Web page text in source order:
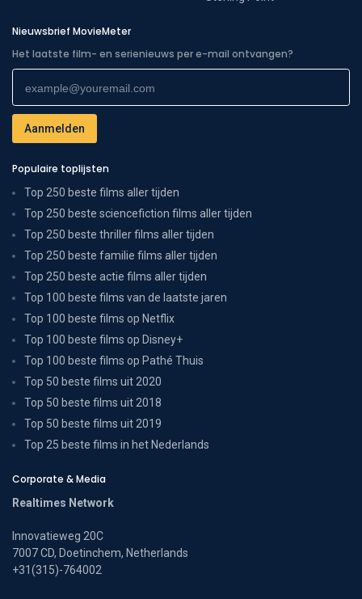
Nieuwsbrief MovieMeter
Het laatste film- en serienieuws per e-mail ontvangen?
Populaire toplijsten
Top 250 beste films aller tijden
Top 250 beste sciencefiction films aller tijden
Top 250 beste thriller films aller tijden
Top 250 beste familie films aller tijden
Top 250 beste actie films aller tijden
Top 100 beste films van de laatste jaren
Top 100 beste films op Netflix
Top 100 beste films op Disney+
Top 100 beste films op Pathé Thuis
Top 50 beste films uit 2020
Top 50 beste films uit 2018
Top 50 beste films uit 2019
Top 25 beste films in het Nederlands
Corporate & Media
Realtimes Network
Innovatieweg 20C
7007 CD, Doetinchem, Netherlands
+31(315)-764002